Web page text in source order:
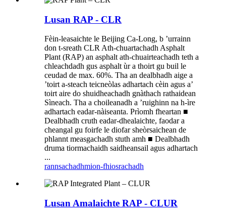
Lusan RAP - CLR
Fèin-leasaichte le Beijing Ca-Long, b ’urrainn
don t-sreath CLR Ath-chuartachadh Asphalt
Plant (RAP) an asphalt ath-chuairteachadh teth a
chleachdadh gus asphalt ùr a thoirt gu buil le
ceudad de max. 60%. Tha an dealbhadh aige a
’toirt a-steach teicneòlas adhartach cèin agus a’
toirt aire do shuidheachadh gnàthach rathaidean
Sìneach. Tha a choileanadh a ’ruighinn na h-ìre
adhartach eadar-nàiseanta. Prìomh fheartan ■
Dealbhadh cruth eadar-dhealaichte, faodar a
cheangal gu foirfe le diofar sheòrsaichean de
phlannt measgachadh stuth amh ■ Dealbhadh
druma tiormachaidh saidheansail agus adhartach
...
rannsachadhmion-fhiosrachadh
Lusan Amalaichte RAP - CLUR